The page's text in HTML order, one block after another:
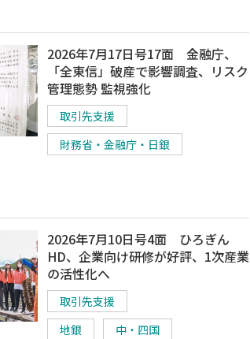
2026年7月17日号17面 金融庁、
「全東信」破産で影響調査、リスク
管理態勢 監視強化
取引先支援
財務省・金融庁・日銀
2026年7月10日号4面 ひろぎん
HD、企業向け研修が好評、1次産業
の活性化へ
取引先支援
地銀
中・四国